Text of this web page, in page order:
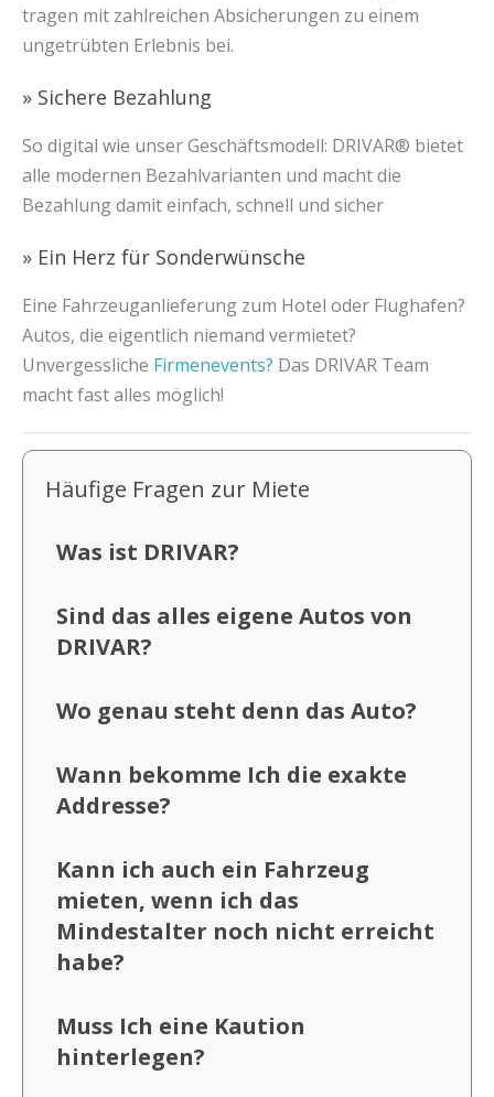
tragen mit zahlreichen Absicherungen zu einem
ungetrübten Erlebnis bei.
» Sichere Bezahlung
So digital wie unser Geschäftsmodell: DRIVAR® bietet
alle modernen Bezahlvarianten und macht die
Bezahlung damit einfach, schnell und sicher
» Ein Herz für Sonderwünsche
Eine Fahrzeuganlieferung zum Hotel oder Flughafen?
Autos, die eigentlich niemand vermietet?
Unvergessliche Firmenevents? Das DRIVAR Team
macht fast alles möglich!
Häufige Fragen zur Miete
Was ist DRIVAR?
Sind das alles eigene Autos von
DRIVAR?
Wo genau steht denn das Auto?
Wann bekomme Ich die exakte
Addresse?
Kann ich auch ein Fahrzeug
mieten, wenn ich das
Mindestalter noch nicht erreicht
habe?
Muss Ich eine Kaution
hinterlegen?